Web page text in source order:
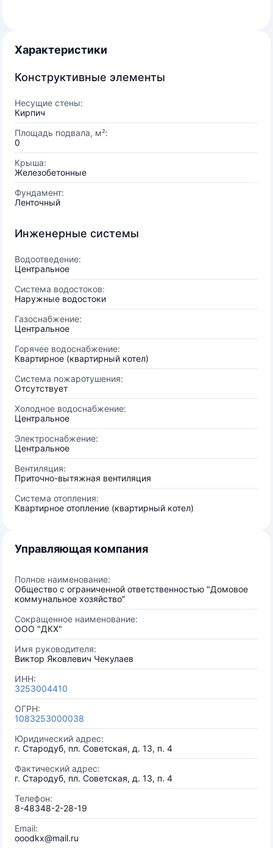
Характеристики
Конструктивные элементы
Несущие стены:
Кирпич
Площадь подвала, м²:
0
Крыша:
Железобетонные
Фундамент:
Ленточный
Инженерные системы
Водоотведение:
Центральное
Система водостоков:
Наружные водостоки
Газоснабжение:
Центральное
Горячее водоснабжение:
Квартирное (квартирный котел)
Система пожаротушения:
Отсутствует
Холодное водоснабжение:
Центральное
Электроснабжение:
Центральное
Вентиляция:
Приточно-вытяжная вентиляция
Система отопления:
Квартирное отопление (квартирный котел)
Управляющая компания
Полное наименование:
Общество с ограниченной ответственностью "Домовое
коммунальное хозяйство"
Сокращенное наименование:
ООО "ДКХ"
Имя руководителя:
Виктор Яковлевич Чекулаев
ИНН:
3253004410
ОГРН:
1083253000038
Юридический адрес:
г. Стародуб, пл. Советская, д. 13, п. 4
Фактический адрес:
г. Стародуб, пл. Советская, д. 13, п. 4
Телефон:
8-48348-2-28-19
Email:
ooodkx@mail.ru